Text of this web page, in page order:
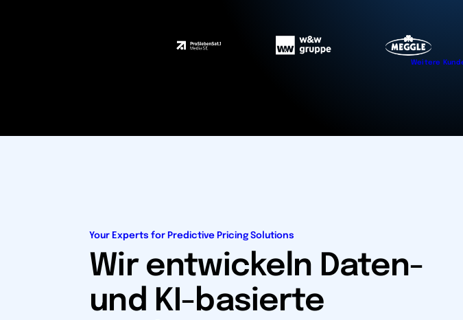
Weitere
Your Experts for Predictive Pricing Solutions
Wir entwickeln Daten-
und KI-basierte